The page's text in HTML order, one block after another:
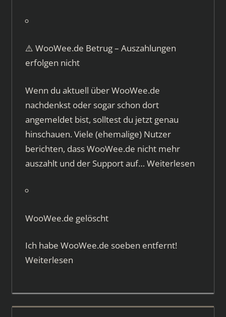
⚠️ WooWee.de Betrug – Auszahlungen
erfolgen nicht
Wenn du aktuell über WooWee.de
nachdenkst oder sogar schon dort
angemeldet bist, solltest du jetzt genau
hinschauen. Viele (ehemalige) Nutzer
berichten, dass WooWee.de nicht mehr
auszahlt und der Support auf… Weiterlesen
WooWee.de gelöscht
Ich habe WooWee.de soeben entfernt!
Weiterlesen